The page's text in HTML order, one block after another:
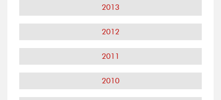
2013
2012
2011
2010